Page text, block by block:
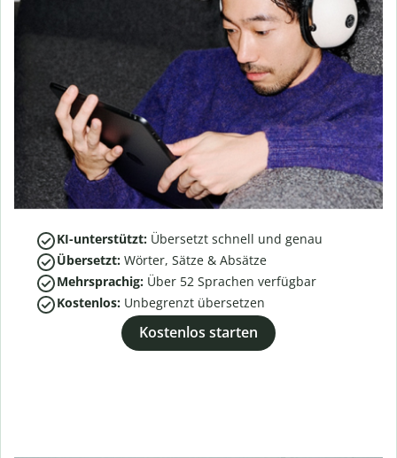
KI-unterstützt: Übersetzt schnell und genau
Übersetzt: Wörter, Sätze & Absätze
Mehrsprachig: Über 52 Sprachen verfügbar
Kostenlos: Unbegrenzt übersetzen
Kostenlos starten